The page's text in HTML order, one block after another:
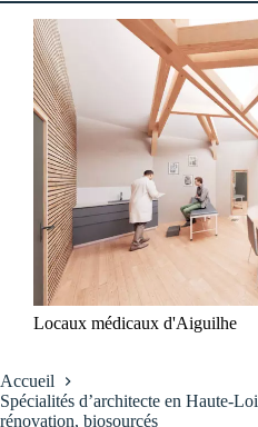
Locaux médicaux d'Aiguilhe
Accueil
Spécialités d’architecte en Haute-
rénovation, biosourcés